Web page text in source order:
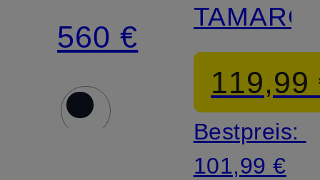
560 €
TAMARO
119,99
Bestpreis:
101,99 €